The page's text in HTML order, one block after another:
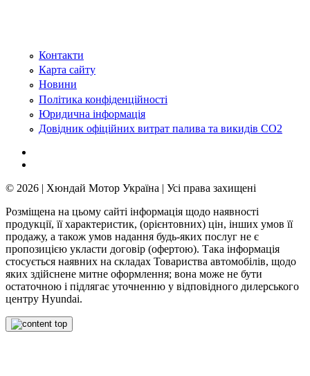
Контакти
Карта сайту
Новини
Політика конфіденційності
Юридична інформація
Довідник офіційних витрат палива та викидів СО2
© 2026 | Хюндай Мотор Україна | Усі права захищені
Розміщена на цьому сайті інформація щодо наявності
продукції, її характеристик, (орієнтовних) цін, інших умов її
продажу, а також умов надання будь-яких послуг не є
пропозицією укласти договір (офертою). Така інформація
стосується наявних на складах Товариства автомобілів, щодо
яких здійснене митне оформлення; вона може не бути
остаточною і підлягає уточненню у відповідного дилерського
центру Hyundai.